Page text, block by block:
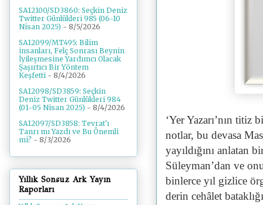
‘Yer Yazarı’nın
notlar, bu devasa
yayıldığını anlatan
Süleyman’dan ve
binlerce yıl gizlice
derin cehâlet
SA12100/SD3860: Seçkin Deniz
Twitter Günlükleri 985 (06-10
Nisan 2025) - 8/5/2026
SA12099/MT495: Bilim
insanları, Felç Sonrası Beynin
İyileşmesine Yardımcı Olacak
Şaşırtıcı Bir Yöntem
Keşfetti - 8/4/2026
SA12098/SD3859: Seçkin
Deniz Twitter Günlükleri 984
(01-05 Nisan 2025) - 8/4/2026
SA12097/SD3858: Tevrat'ı
Tanrı mı Yazdı ve Bu Önemli
mi? - 8/3/2026
Yıllık Sonsuz Ark Yayın
Raporları